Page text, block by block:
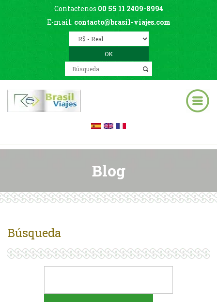
Contactenos 00 55 11 2409-8994
E-mail: contacto@brasil-viajes.com
Blog
Búsqueda